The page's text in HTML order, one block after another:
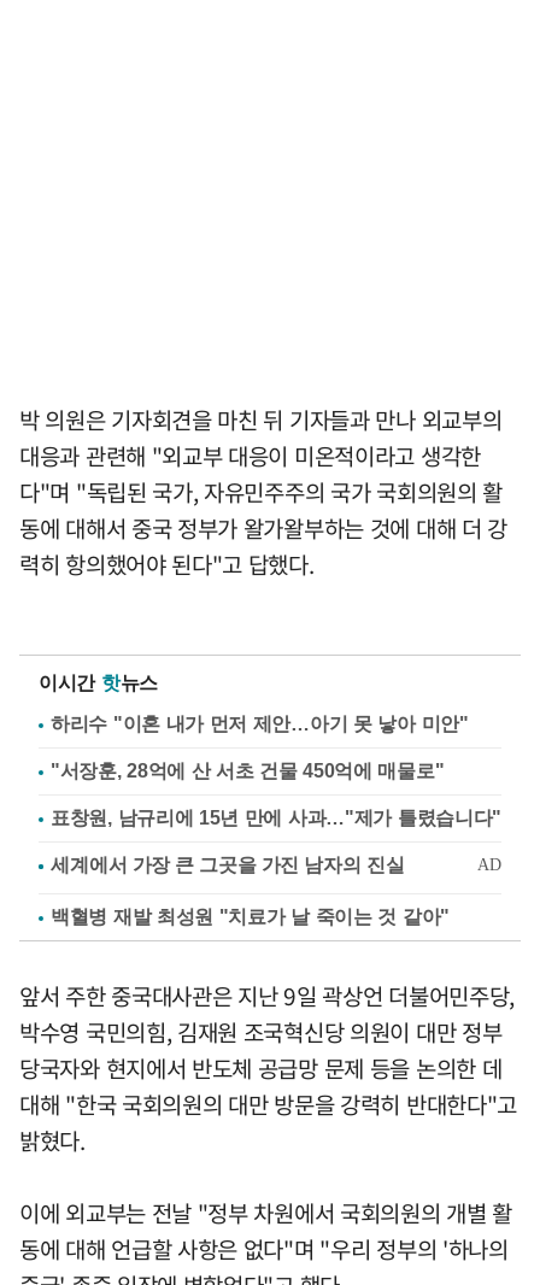
박 의원은 기자회견을 마친 뒤 기자들과 만나 외교부의
대응과 관련해 "외교부 대응이 미온적이라고 생각한
다"며 "독립된 국가, 자유민주주의 국가 국회의원의 활
동에 대해서 중국 정부가 왈가왈부하는 것에 대해 더 강
력히 항의했어야 된다"고 답했다.
이시간 핫뉴스
하리수 "이혼 내가 먼저 제안…아기 못 낳아 미안"
"서장훈, 28억에 산 서초 건물 450억에 매물로"
표창원, 남규리에 15년 만에 사과…"제가 틀렸습니다"
백혈병 재발 최성원 "치료가 날 죽이는 것 같아"
앞서 주한 중국대사관은 지난 9일 곽상언 더불어민주당,
박수영 국민의힘, 김재원 조국혁신당 의원이 대만 정부
당국자와 현지에서 반도체 공급망 문제 등을 논의한 데
대해 "한국 국회의원의 대만 방문을 강력히 반대한다"고
밝혔다.
이에 외교부는 전날 "정부 차원에서 국회의원의 개별 활
동에 대해 언급할 사항은 없다"며 "우리 정부의 '하나의